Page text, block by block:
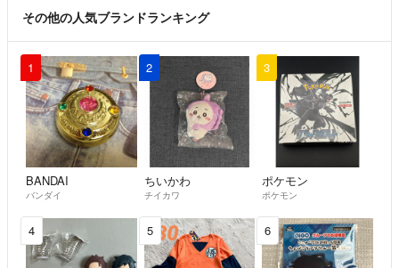
その他の人気ブランドランキング
1
BANDAI
バンダイ
2
ちいかわ
チイカワ
3
ポケモン
ポケモン
4 5 6